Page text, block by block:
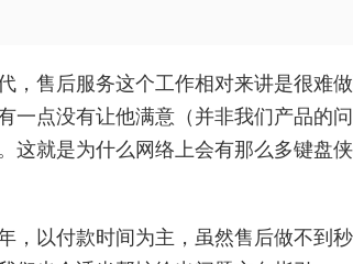
，售后服务这个工作相对来讲是很难
一点没有让他满意（并非我们产品的
这就是为什么网络上会有那么多键盘
，以付款时间为主，虽然售后做不到